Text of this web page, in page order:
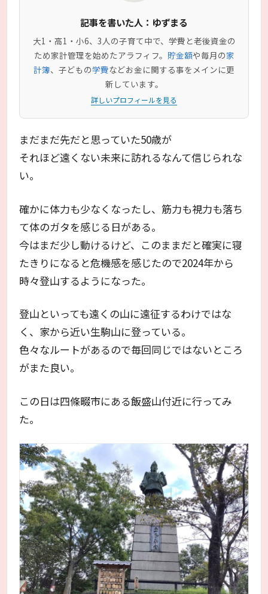
記事を書いた人：ゆずまる
大1・高1・小6、3人の子育て中で、学費と老後資金の
ため家計管理を始めたアラフィフ。 貯金額や毎月の家
計簿、子どもの学費などお金に関する事をメインに更
新しています。
詳しいプロフィールを見る
まだまだ先だと思っていた50歳が
それほど遠くない未来に訪れるなんて信じられな
い。
確かに体力も少なくなったし、筋力も視力も落ち
て体のガタを感じる日がある。
今はまだ少し動けるけど、このままだと確実に寝
たきりになると危機感を感じたので2024年から
時々登山するようになった。
登山といっても遠くの山に遠征するわけではな
く、家から近い生駒山に登っている。
色々なルートがあるので毎回同じではないところ
がまた良い。
この日は四條畷市にある飯盛山付近に行ってみ
た。